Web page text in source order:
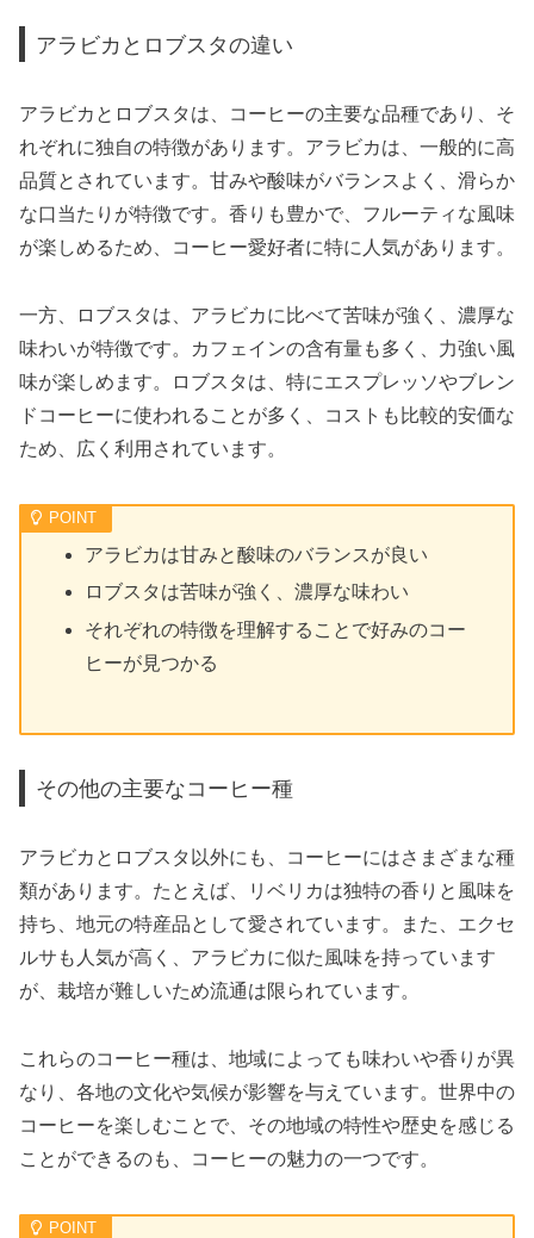
アラビカとロブスタの違い
アラビカとロブスタは、コーヒーの主要な品種であり、そ
れぞれに独自の特徴があります。アラビカは、一般的に高
品質とされています。甘みや酸味がバランスよく、滑らか
な口当たりが特徴です。香りも豊かで、フルーティな風味
が楽しめるため、コーヒー愛好者に特に人気があります。
一方、ロブスタは、アラビカに比べて苦味が強く、濃厚な
味わいが特徴です。カフェインの含有量も多く、力強い風
味が楽しめます。ロブスタは、特にエスプレッソやブレン
ドコーヒーに使われることが多く、コストも比較的安価な
ため、広く利用されています。
アラビカは甘みと酸味のバランスが良い
ロブスタは苦味が強く、濃厚な味わい
それぞれの特徴を理解することで好みのコー
ヒーが見つかる
その他の主要なコーヒー種
アラビカとロブスタ以外にも、コーヒーにはさまざまな種
類があります。たとえば、リベリカは独特の香りと風味を
持ち、地元の特産品として愛されています。また、エクセ
ルサも人気が高く、アラビカに似た風味を持っています
が、栽培が難しいため流通は限られています。
これらのコーヒー種は、地域によっても味わいや香りが異
なり、各地の文化や気候が影響を与えています。世界中の
コーヒーを楽しむことで、その地域の特性や歴史を感じる
ことができるのも、コーヒーの魅力の一つです。